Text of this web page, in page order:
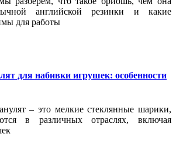
английской резинки и какие
для работы
для набивки игрушек: особенности
– это мелкие стеклянные шарики,
в различных отраслях, включая